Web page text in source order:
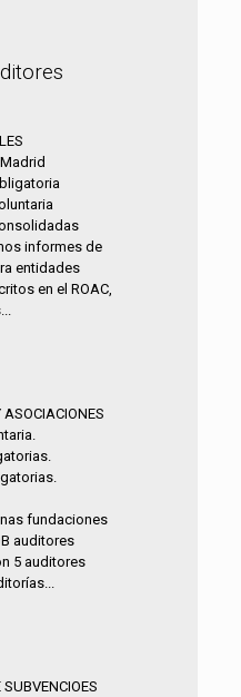
informes de
entidades
en el ROAC,
fundaciones
auditores
5 auditores